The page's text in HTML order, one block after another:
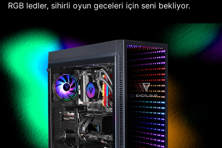
RGB ledler, sihirli oyun geceleri için seni bekliyor.